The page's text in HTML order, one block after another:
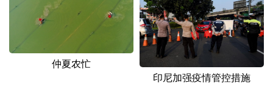
仲夏农忙
印尼加强疫情管控措施